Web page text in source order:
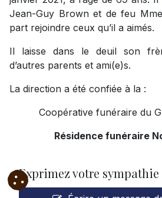
Jean-Guy Brown et de feu
part rejoindre ceux qu’il a aimés.
Il laisse dans le deuil son
d’autres parents et ami(e)s.
La direction a été confiée à la :
Coopérative funéraire du
Résidence funéraire
Exprimez votre sympathie